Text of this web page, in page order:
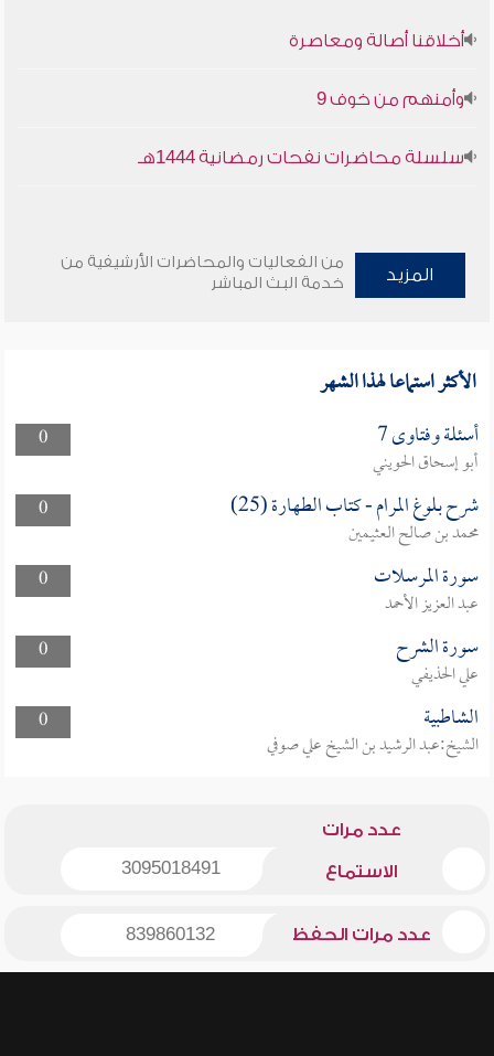
أخلاقنا أصالة ومعاصرة
وأمنهم من خوف 9
سلسلة محاضرات نفحات رمضانية 1444هـ
المزيد
من الفعاليات والمحاضرات الأرشيفية من
خدمة البث المباشر
الأكثر استماعا لهذا الشهر
0 أسئلة وفتاوى 7
أبو إسحاق الحويني
0
شرح بلوغ المرام - كتاب الطهارة (25)
محمد بن صالح العثيمين
0
سورة المرسلات
عبد العزيز الأحمد
0
سورة الشرح
علي الحذيفي
0
الشاطبية
الشيخ:عبد الرشيد بن الشيخ علي صوفي
عدد مرات
الاستماع 3095018491
عدد مرات الحفظ 839860132